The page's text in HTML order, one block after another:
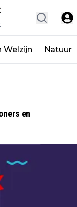
Welzijn Natuur
en